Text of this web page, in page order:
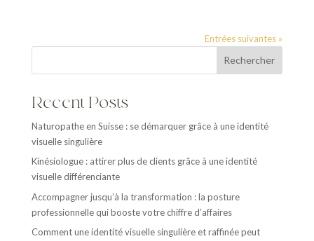
Entrées suivantes »
Rechercher
Recent Posts
Naturopathe en Suisse : se démarquer grâce à une identité
visuelle singulière
Kinésiologue : attirer plus de clients grâce à une identité
visuelle différenciante
Accompagner jusqu’à la transformation : la posture
professionnelle qui booste votre chiffre d’affaires
Comment une identité visuelle singulière et raffinée peut